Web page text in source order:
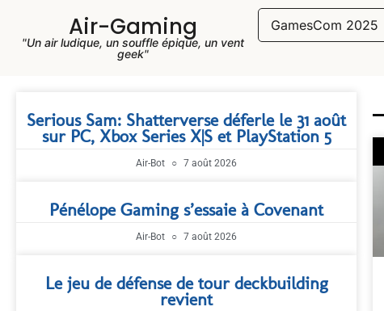
Air-Gaming
"Un air ludique, un souffle épique, un vent
geek"
GamesCom 2025
Serious Sam: Shatterverse déferle le 31 août
sur PC, Xbox Series X|S et PlayStation 5
Air-Bot 7 août 2026
Pénélope Gaming s’essaie à Covenant
Air-Bot 7 août 2026
Le jeu de défense de tour deckbuilding
revient